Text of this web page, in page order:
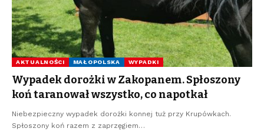
AKTUALNOŚCI MAŁOPOLSKA WYPADKI
Wypadek dorożki w Zakopanem. Spłoszony
koń taranował wszystko, co napotkał
Niebezpieczny wypadek dorożki konnej tuż przy Krupówkach.
Spłoszony koń razem z zaprzęgiem…